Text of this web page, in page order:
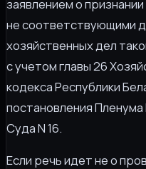
заявлением о
не соответствующими
хозяйственных дел
с учетом главы 26
кодекса Республики
постановления
Суда N 16.
Если речь идет не о